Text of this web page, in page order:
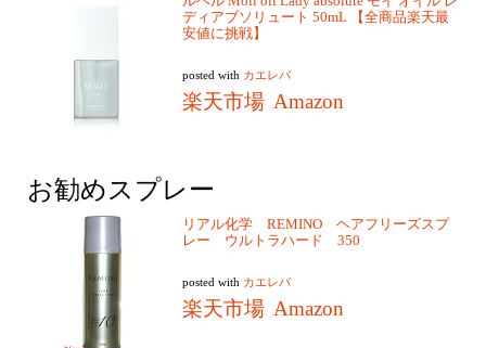
ディアブソリュート 50mL 【全商品楽天最
安値に挑戦】
posted with カエレバ
楽天市場 Amazon
お勧めスプレー
リアル化学 REMINO ヘアフリーズスプ
レー ウルトラハード 350
posted with カエレバ
楽天市場 Amazon